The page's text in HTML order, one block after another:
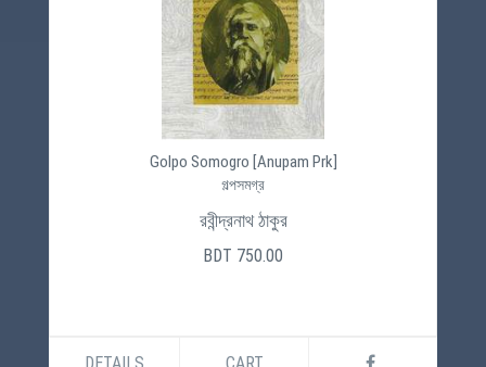
Golpo Somogro [Anupam Prk]
গল্পসমগ্র
রবীন্দ্রনাথ ঠাকুর
BDT 750.00